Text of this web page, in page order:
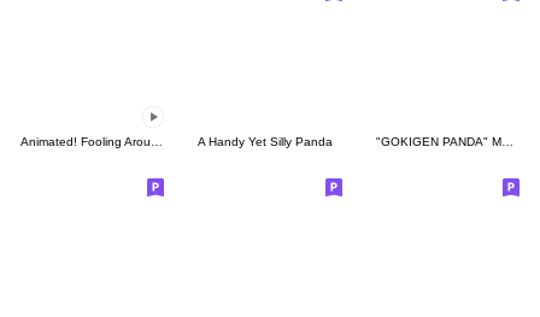
A Handy Yet Silly Panda "GOKIGEN PANDA" Make a Decision